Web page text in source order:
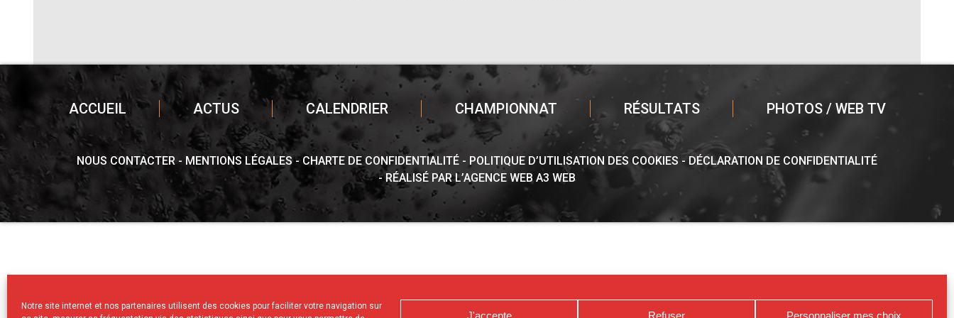
Notre site internet et nos partenaires utilisent des cookies pour faciliter votre navigation sur
J'accepte Refuser Personnaliser mes choix
ACCUEIL ACTUS CALENDRIER CHAMPIONNAT RÉSULTATS PHOTOS / WEB TV
NOUS CONTACTER MENTIONS LÉGALES CHARTE DE CONFIDENTIALITÉ POLITIQUE D’UTILISATION DES COOKIES
DÉCLARATION DE CONFIDENTIALITÉ
RÉALISÉ PAR L’AGENCE WEB A3 WEB